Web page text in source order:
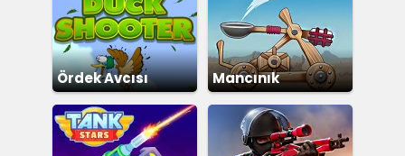
Ördek Avcısı Mancınık